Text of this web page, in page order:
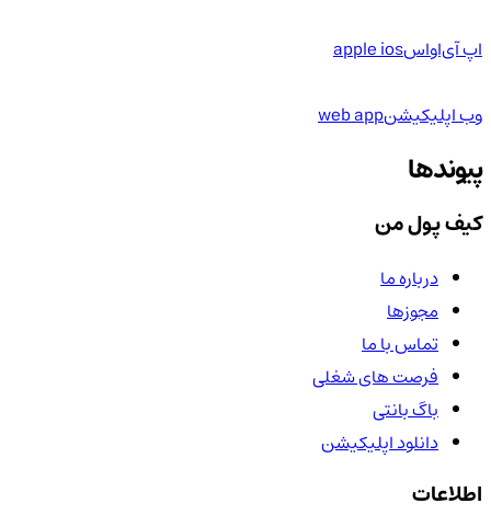
اپ آی‌او‌اسapple ios
وب اپلیکیشنweb app
پیوندها
کیف پول من
درباره ما
مجوزها
تماس با ما
فرصت های شغلی
باگ بانتی
دانلود اپلیکیشن
اطلاعات